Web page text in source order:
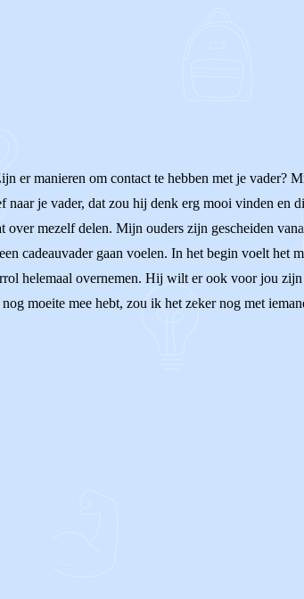
er manieren om contact te hebben met je vader?
je vader, dat zou hij denk erg mooi vinden en
mezelf delen. Mijn ouders zijn gescheiden
cadeauvader gaan voelen. In het begin voelt het
helemaal overnemen. Hij wilt er ook voor jou
moeite mee hebt, zou ik het zeker nog met